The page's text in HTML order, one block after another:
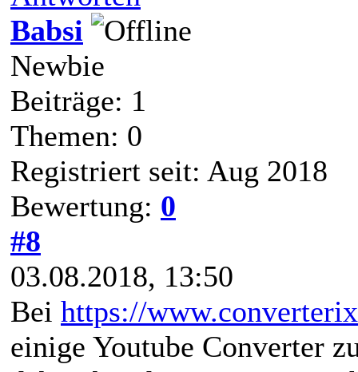
Babsi
Newbie
Beiträge: 1
Themen: 0
Registriert seit: Aug 2018
Bewertung: 0
#8
03.08.2018, 13:50
Bei https://
einige Youtube Converter